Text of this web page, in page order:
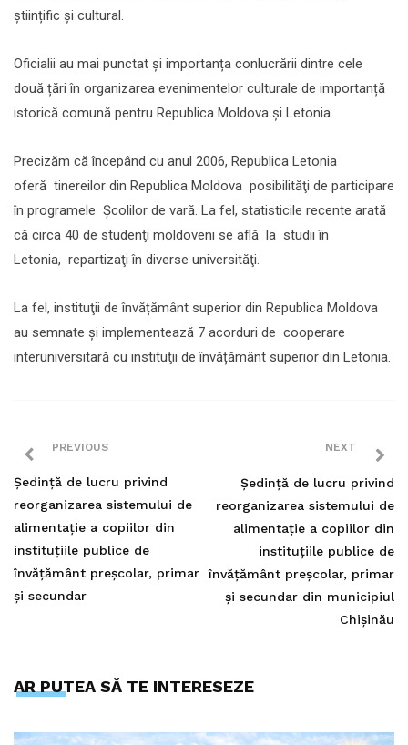
științific și cultural.
Oficialii au mai punctat și importanța conlucrării dintre cele
două țări în organizarea evenimentelor culturale de importanță
istorică comună pentru Republica Moldova și Letonia.
Precizăm că începând cu anul 2006, Republica Letonia
oferă tinereilor din Republica Moldova posibilităţi de participare
în programele Şcolilor de vară. La fel, statisticile recente arată
că circa 40 de studenţi moldoveni se află la studii în
Letonia, repartizaţi în diverse universităţi.
La fel, instituţii de învățământ superior din Republica Moldova
au semnate şi implementează 7 acorduri de cooperare
interuniversitară cu instituţii de învățământ superior din Letonia.
PREVIOUS
Ședință de lucru privind
reorganizarea sistemului de
alimentație a copiilor din
instituțiile publice de
învățământ preșcolar, primar
și secundar
NEXT
Ședință de lucru privind
reorganizarea sistemului de
alimentație a copiilor din
instituțiile publice de
învățământ preșcolar, primar
și secundar din municipiul
Chișinău
AR PUTEA SĂ TE INTERESEZE